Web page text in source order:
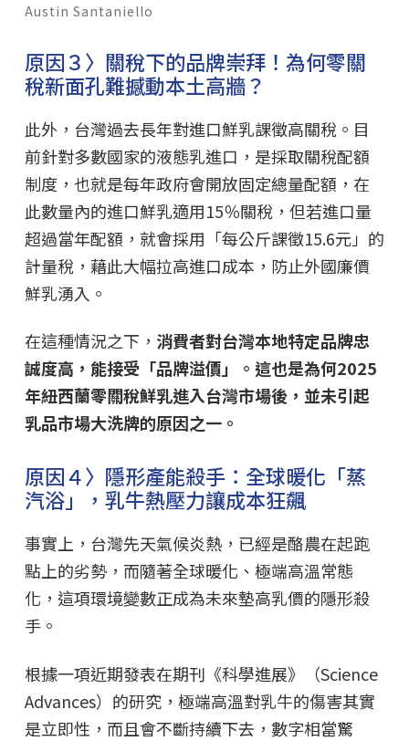
Austin Santaniello
原因３〉關稅下的品牌崇拜！為何零關
稅新面孔難撼動本土高牆？
此外，台灣過去長年對進口鮮乳課徵高關稅。目
前針對多數國家的液態乳進口，是採取關稅配額
制度，也就是每年政府會開放固定總量配額，在
此數量內的進口鮮乳適用15％關稅，但若進口量
超過當年配額，就會採用「每公斤課徵15.6元」的
計量稅，藉此大幅拉高進口成本，防止外國廉價
鮮乳湧入。
在這種情況之下， 消費者對台灣本地特定品牌忠
誠度高，能接受「品牌溢價」。這也是為何2025
年紐西蘭零關稅鮮乳進入台灣市場後，並未引起
乳品市場大洗牌的原因之一。
原因４〉隱形產能殺手：全球暖化「蒸
汽浴」，乳牛熱壓力讓成本狂飆
事實上，台灣先天氣候炎熱，已經是酪農在起跑
點上的劣勢，而隨著全球暖化、極端高溫常態
化，這項環境變數正成為未來墊高乳價的隱形殺
手。
根據一項近期發表在期刊《科學進展》（Science
Advances）的研究，極端高溫對乳牛的傷害其實
是立即性，而且會不斷持續下去，數字相當驚